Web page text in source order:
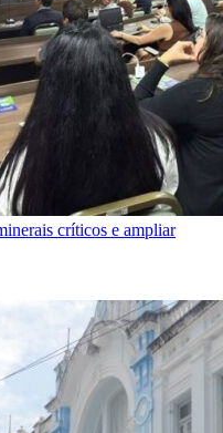
críticos e ampliar